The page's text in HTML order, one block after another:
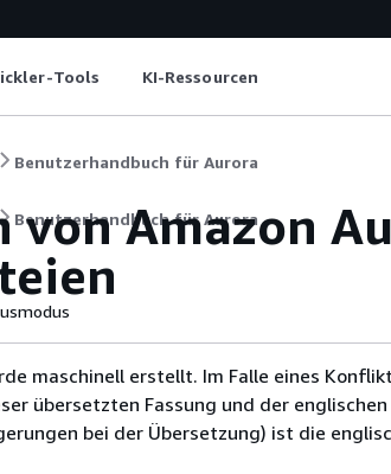
Tools KI-Ressourcen
Benutzerhandbuch für Aurora
Benutzerhandbuch für Aurora
vonAmazon
maschinell erstellt. Im Falle eines
übersetzten Fassung und der englischen
bei der Übersetzung) ist die